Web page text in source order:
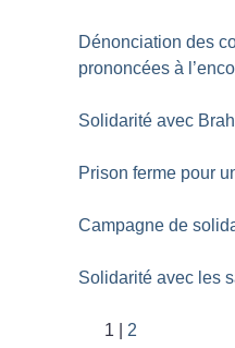
Dénonciation des
prononcées à
Solidarité avec
Prison ferme pour
Campagne de
Solidarité avec les
1 2